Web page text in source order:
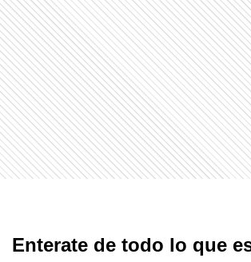
Enterate de todo lo que